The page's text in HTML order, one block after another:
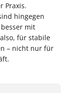
Praxis.
hingegen
mit
für stabile
– nicht nur für